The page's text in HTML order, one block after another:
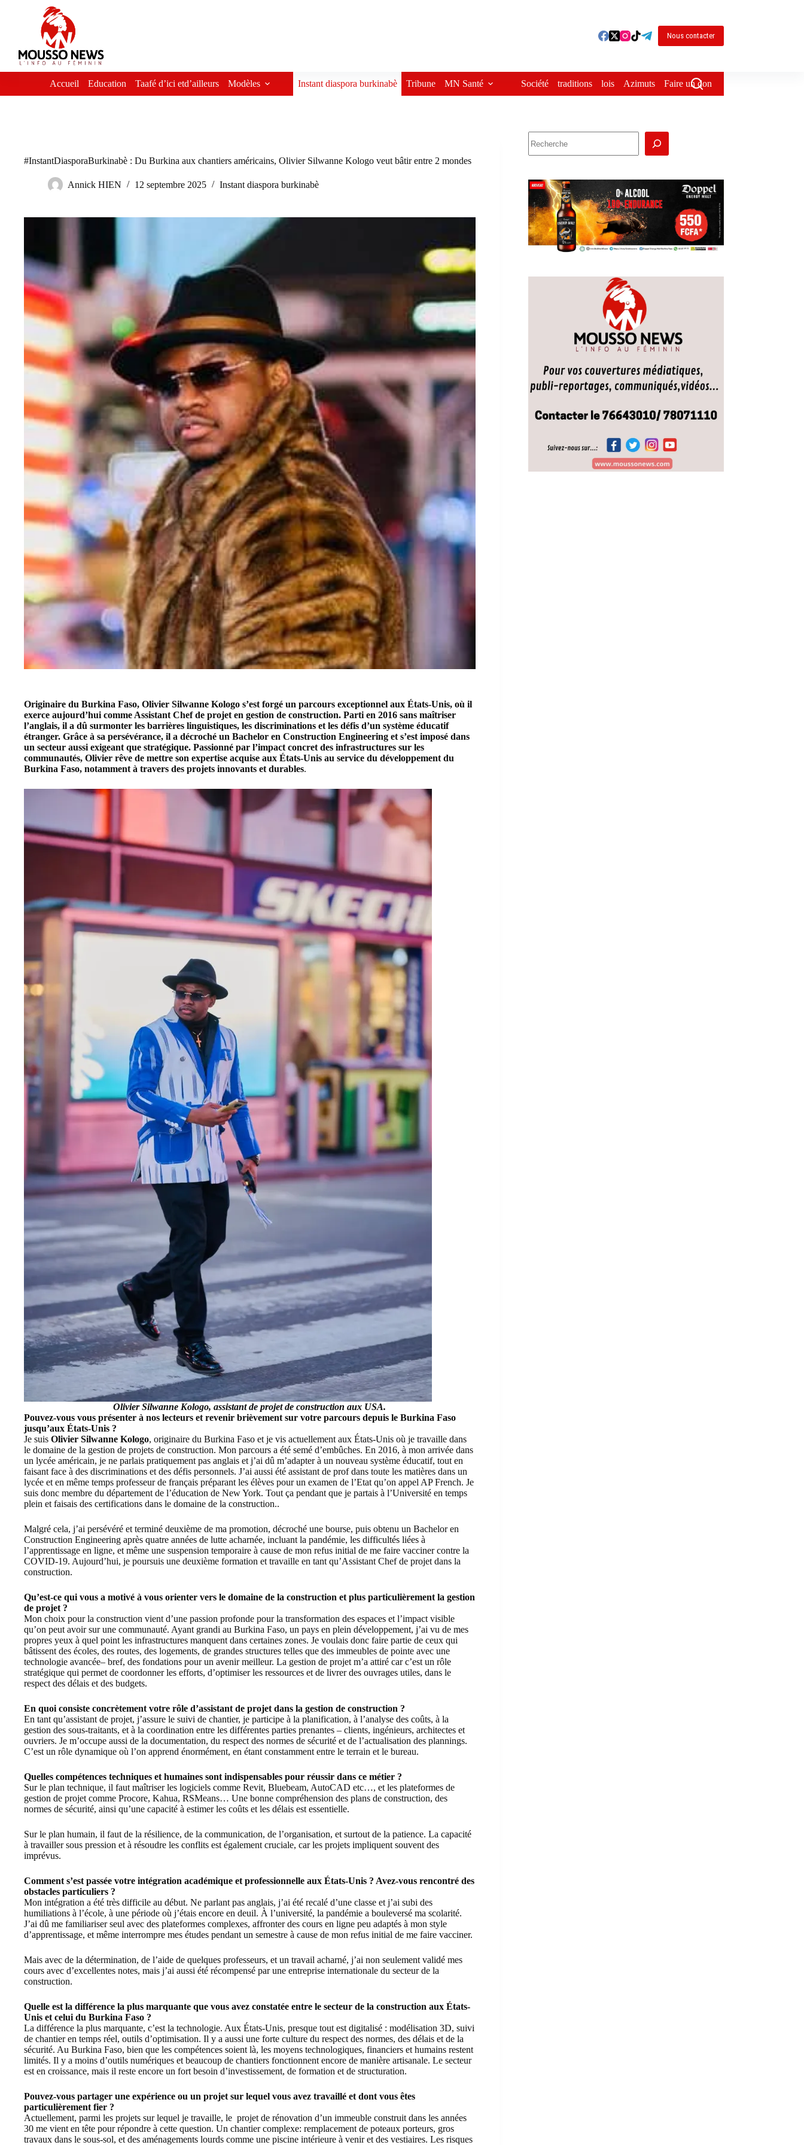
Nous contacter
Accueil Education Taafé d’ici etd’ailleurs Modèles Instant diaspora burkinabè Tribune MN Santé Société traditions lois Azimuts Faire un don
#InstantDiasporaBurkinabè : Du Burkina aux chantiers américains, Olivier Silwanne Kologo veut bâtir entre 2 mondes
Annick HIEN 12 septembre 2025 Instant diaspora burkinabè
Originaire du Burkina Faso, Olivier Silwanne Kologo s’est forgé un parcours exceptionnel aux États-Unis, où il
exerce aujourd’hui comme Assistant Chef de projet en gestion de construction. Parti en 2016 sans maîtriser
l’anglais, il a dû surmonter les barrières linguistiques, les discriminations et les défis d’un système éducatif
étranger. Grâce à sa persévérance, il a décroché un Bachelor en Construction Engineering et s’est imposé dans
un secteur aussi exigeant que stratégique. Passionné par l’impact concret des infrastructures sur les
communautés, Olivier rêve de mettre son expertise acquise aux États-Unis au service du développement du
Burkina Faso, notamment à travers des projets innovants et durables.
Olivier Silwanne Kologo, assistant de projet de construction aux USA.
Pouvez-vous vous présenter à nos lecteurs et revenir brièvement sur votre parcours depuis le Burkina Faso
jusqu’aux États-Unis ?
Je suis Olivier Silwanne Kologo, originaire du Burkina Faso et je vis actuellement aux États-Unis où je travaille dans
le domaine de la gestion de projets de construction. Mon parcours a été semé d’embûches. En 2016, à mon arrivée dans
un lycée américain, je ne parlais pratiquement pas anglais et j’ai dû m’adapter à un nouveau système éducatif, tout en
faisant face à des discriminations et des défis personnels. J’ai aussi été assistant de prof dans toute les matières dans un
lycée et en même temps professeur de français préparant les élèves pour un examen de l’Etat qu’on appel AP French. Je
suis donc membre du département de l’éducation de New York. Tout ça pendant que je partais à l’Université en temps
plein et faisais des certifications dans le domaine de la construction..
Malgré cela, j’ai persévéré et terminé deuxième de ma promotion, décroché une bourse, puis obtenu un Bachelor en
Construction Engineering après quatre années de lutte acharnée, incluant la pandémie, les difficultés liées à
l’apprentissage en ligne, et même une suspension temporaire à cause de mon refus initial de me faire vacciner contre la
COVID-19. Aujourd’hui, je poursuis une deuxième formation et travaille en tant qu’Assistant Chef de projet dans la
construction.
Qu’est-ce qui vous a motivé à vous orienter vers le domaine de la construction et plus particulièrement la gestion
de projet ?
Mon choix pour la construction vient d’une passion profonde pour la transformation des espaces et l’impact visible
qu’on peut avoir sur une communauté. Ayant grandi au Burkina Faso, un pays en plein développement, j’ai vu de mes
propres yeux à quel point les infrastructures manquent dans certaines zones. Je voulais donc faire partie de ceux qui
bâtissent des écoles, des routes, des logements, de grandes structures telles que des immeubles de pointe avec une
technologie avancée– bref, des fondations pour un avenir meilleur. La gestion de projet m’a attiré car c’est un rôle
stratégique qui permet de coordonner les efforts, d’optimiser les ressources et de livrer des ouvrages utiles, dans le
respect des délais et des budgets.
En quoi consiste concrètement votre rôle d’assistant de projet dans la gestion de construction ?
En tant qu’assistant de projet, j’assure le suivi de chantier, je participe à la planification, à l’analyse des coûts, à la
gestion des sous-traitants, et à la coordination entre les différentes parties prenantes – clients, ingénieurs, architectes et
ouvriers. Je m’occupe aussi de la documentation, du respect des normes de sécurité et de l’actualisation des plannings.
C’est un rôle dynamique où l’on apprend énormément, en étant constamment entre le terrain et le bureau.
Quelles compétences techniques et humaines sont indispensables pour réussir dans ce métier ?
Sur le plan technique, il faut maîtriser les logiciels comme Revit, Bluebeam, AutoCAD etc…, et les plateformes de
gestion de projet comme Procore, Kahua, RSMeans… Une bonne compréhension des plans de construction, des
normes de sécurité, ainsi qu’une capacité à estimer les coûts et les délais est essentielle.
Sur le plan humain, il faut de la résilience, de la communication, de l’organisation, et surtout de la patience. La capacité
à travailler sous pression et à résoudre les conflits est également cruciale, car les projets impliquent souvent des
imprévus.
Comment s’est passée votre intégration académique et professionnelle aux États-Unis ? Avez-vous rencontré des
obstacles particuliers ?
Mon intégration a été très difficile au début. Ne parlant pas anglais, j’ai été recalé d’une classe et j’ai subi des
humiliations à l’école, à une période où j’étais encore en deuil. À l’université, la pandémie a bouleversé ma scolarité.
J’ai dû me familiariser seul avec des plateformes complexes, affronter des cours en ligne peu adaptés à mon style
d’apprentissage, et même interrompre mes études pendant un semestre à cause de mon refus initial de me faire vacciner.
Mais avec de la détermination, de l’aide de quelques professeurs, et un travail acharné, j’ai non seulement validé mes
cours avec d’excellentes notes, mais j’ai aussi été récompensé par une entreprise internationale du secteur de la
construction.
Quelle est la différence la plus marquante que vous avez constatée entre le secteur de la construction aux États-
Unis et celui du Burkina Faso ?
La différence la plus marquante, c’est la technologie. Aux États-Unis, presque tout est digitalisé : modélisation 3D, suivi
de chantier en temps réel, outils d’optimisation. Il y a aussi une forte culture du respect des normes, des délais et de la
sécurité. Au Burkina Faso, bien que les compétences soient là, les moyens technologiques, financiers et humains restent
limités. Il y a moins d’outils numériques et beaucoup de chantiers fonctionnent encore de manière artisanale. Le secteur
est en croissance, mais il reste encore un fort besoin d’investissement, de formation et de structuration.
Pouvez-vous partager une expérience ou un projet sur lequel vous avez travaillé et dont vous êtes
particulièrement fier ?
Actuellement, parmi les projets sur lequel je travaille, le projet de rénovation d’un immeuble construit dans les années
30 me vient en tête pour répondre à cette question. Un chantier complexe: remplacement de poteaux porteurs, gros
travaux dans le sous-sol, et des aménagements lourds comme une piscine intérieure à venir et des vestiaires. Les risques